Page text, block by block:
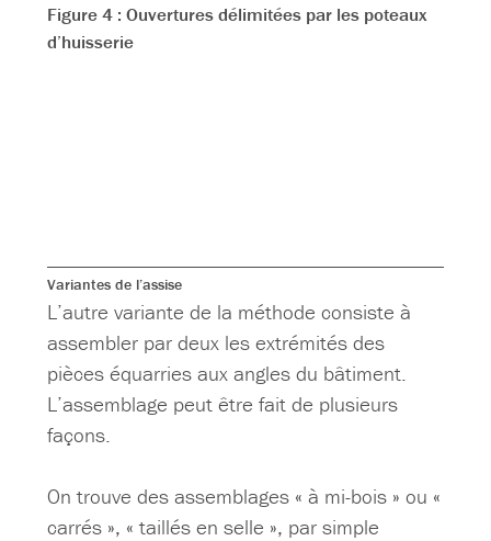
Figure 4 : Ouvertures délimitées par les poteaux
d’huisserie
Variantes de l’assise
L’autre variante de la méthode consiste à
assembler par deux les extrémités des
pièces équarries aux angles du bâtiment.
L’assemblage peut être fait de plusieurs
façons.
On trouve des assemblages « à mi-bois » ou «
carrés », « taillés en selle », par simple